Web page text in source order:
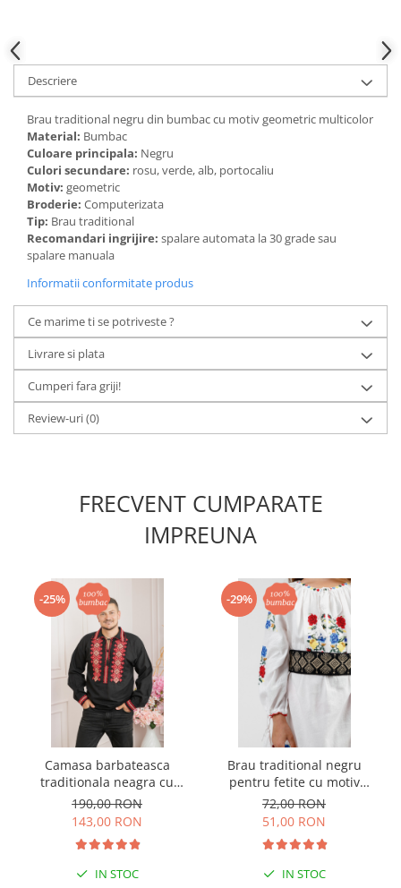
Descriere
Brau traditional negru din bumbac cu motiv geometric multicolor
Material: Bumbac
Culoare principala: Negru
Culori secundare: rosu, verde, alb, portocaliu
Motiv: geometric
Broderie: Computerizata
Tip: Brau traditional
Recomandari ingrijire: spalare automata la 30 grade sau
spalare manuala
Informatii conformitate produs
Ce marime ti se potriveste ?
Livrare si plata
Cumperi fara griji!
Review-uri(0)
FRECVENT CUMPARATE
IMPREUNA
-25%
Camasa barbateasca
traditionala neagra cu
motiv geometric rosu Ivan
03
190,00 RON
143,00 RON
IN STOC
-29%
Brau traditional negru
pentru fetite cu motiv
geometric crem Flavia
72,00 RON
51,00 RON
IN STOC